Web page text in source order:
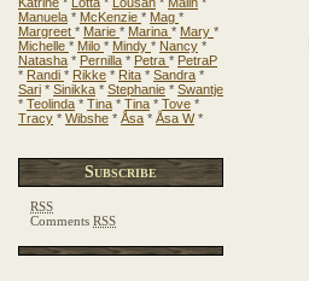
Manuela * McKenzie * Mag *
Margreet * Marie * Marina * Mary *
Michelle * Milo * Mindy * Nancy *
Natasha * Pernilla * Petra * PetraP
* Randi * Rikke * Rita * Sandra *
Sari * Sinikka * Stephanie * Swantje
* Teolinda * Tina * Tina * Tove *
Tracy * Wibshe * Åsa * Åsa W*
Subscribe
RSS
Comments RSS